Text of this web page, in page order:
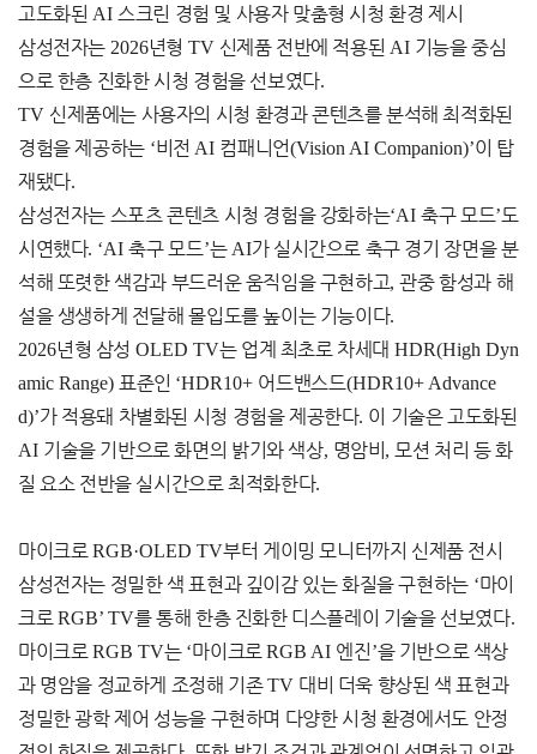
고도화된AI 스크린 경험 및 사용자 맞춤형 시청 환경 제시
삼성전자는 2026년형 TV 신제품 전반에 적용된 AI 기능을 중심
으로 한층 진화한 시청 경험을 선보였다.
TV 신제품에는 사용자의 시청 환경과 콘텐츠를 분석해 최적화된
경험을 제공하는 ‘비전AI 컴패니언(Vision AI Companion)’이 탑
재됐다.
삼성전자는 스포츠 콘텐츠 시청 경험을 강화하는‘AI축구 모드’도
시연했다. ‘AI축구 모드’는 AI가 실시간으로 축구 경기 장면을 분
석해 또렷한 색감과 부드러운 움직임을 구현하고,관중 함성과 해
설을 생생하게 전달해 몰입도를 높이는 기능이다.
2026년형 삼성 OLED TV는 업계 최초로 차세대 HDR(High Dyn
amic Range) 표준인 ‘HDR10+ 어드밴스드(HDR10+ Advance
d)’가 적용돼 차별화된 시청 경험을 제공한다. 이 기술은 고도화된
AI 기술을 기반으로 화면의 밝기와 색상, 명암비 , 모션 처리 등 화
질 요소 전반을 실시간으로 최적화한다.
마이크로RGB·OLED TV부터 게이밍 모니터까지 신제품 전시
삼성전자는 정밀한 색 표현과 깊이감 있는 화질을 구현하는 ‘마이
크로RGB’ TV를 통해 한층 진화한 디스플레이 기술을 선보였다.
마이크로RGB TV는 ‘마이크로RGB AI 엔진’을 기반으로 색상
과 명암을 정교하게 조정해 기존TV 대비 더욱 향상된 색 표현과
정밀한 광학 제어 성능을 구현하며 다양한 시청 환경에서도 안정